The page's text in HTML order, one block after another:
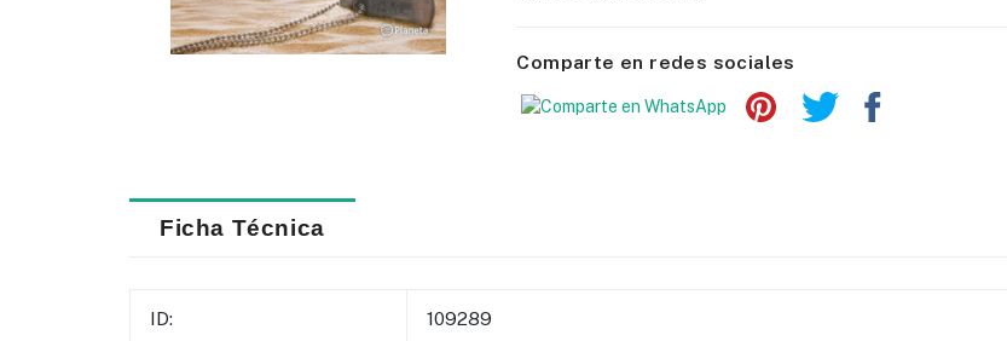
Comparte en redes sociales
Ficha Técnica
ID: 109289